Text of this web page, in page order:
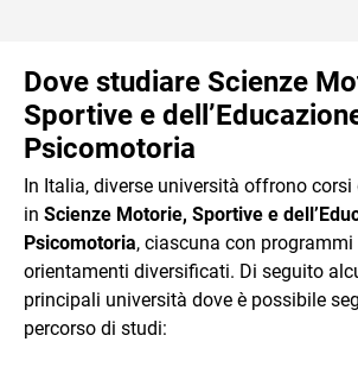
Dove studiare Scienze
Sportive e
Psicomotoria
In Italia, diverse università offrono
in Scienze Motorie, Sportive e
Psicomotoria, ciascuna con
orientamenti diversificati. Di seguito
principali università dove è possibile
percorso di studi: